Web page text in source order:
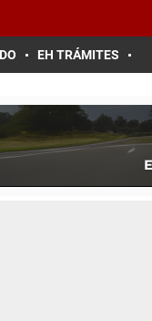
EH TRÁMITES